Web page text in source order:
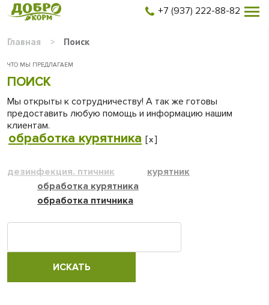
+7 (937) 222-88-82
Главная > Поиск
ЧТО МЫ ПРЕДЛАГАЕМ
ПОИСК
Мы открыты к сотрудничеству! А так же готовы
предоставить любую помощь и информацию нашим
клиентам.
обработка курятника [x]
дезинфекция. птичник
курятник
обработка курятника
обработка птичника